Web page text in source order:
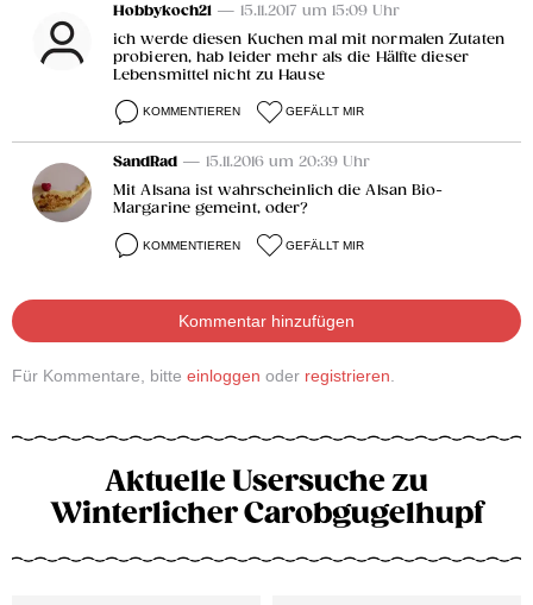
Hobbykoch21 — 15.11.2017 um 15:09 Uhr
ich werde diesen Kuchen mal mit normalen Zutaten
probieren, hab leider mehr als die Hälfte dieser
Lebensmittel nicht zu Hause
KOMMENTIEREN GEFÄLLT MIR
SandRad — 15.11.2016 um 20:39 Uhr
Mit Alsana ist wahrscheinlich die Alsan Bio-
Margarine gemeint, oder?
KOMMENTIEREN GEFÄLLT MIR
Kommentar hinzufügen
Für Kommentare, bitte einloggen oder registrieren
Aktuelle Usersuche zu
Winterlicher Carobgugelhupf